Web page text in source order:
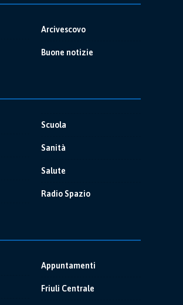
Arcivescovo
Buone notizie
Scuola
Sanità
Salute
Radio Spazio
Appuntamenti
Friuli Centrale